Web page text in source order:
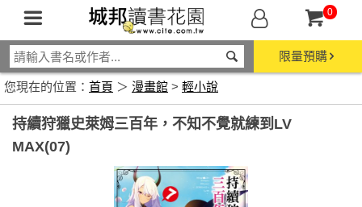
0
限量預購
您現在的位置： 首頁 ＞ 漫畫館 > 輕小說
持續狩獵史萊姆三百年，不知不覺就練到LV
MAX(07)